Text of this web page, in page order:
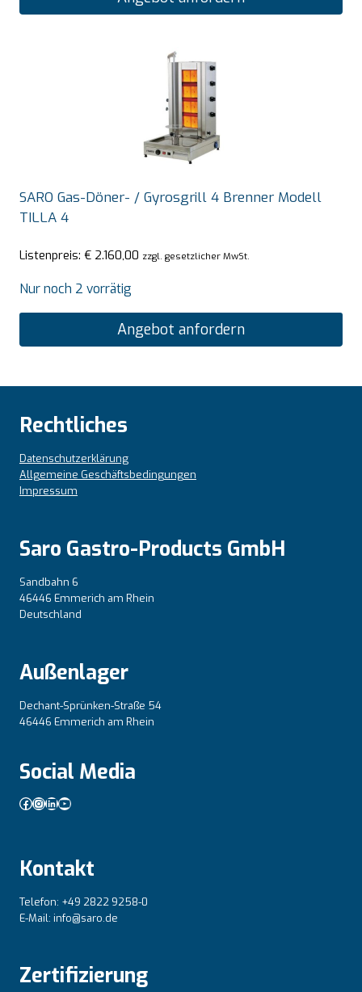
SARO Gas-Döner- / Gyrosgrill 4 Brenner Modell
TILLA 4
Listenpreis: € 2.160,00 zzgl. gesetzlicher MwSt.
Nur noch 2 vorrätig
Angebot anfordern
Rechtliches
Datenschutzerklärung
Allgemeine Geschäftsbedingungen
Impressum
Saro Gastro-Products GmbH
Sandbahn 6
46446 Emmerich am Rhein
Deutschland
Außenlager
Dechant-Sprünken-Straße 54
46446 Emmerich am Rhein
Social Media
Facebook
Instagram
LinkedIn
YouTube
Kontakt
Telefon: +49 2822 9258-0
E-Mail: info@saro.de
Zertifizierung